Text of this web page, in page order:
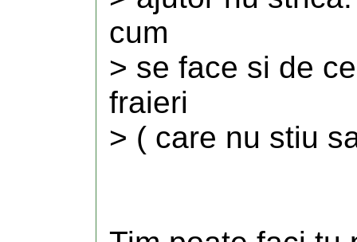
cum
> se face si de
fraieri
> ( care nu stiu